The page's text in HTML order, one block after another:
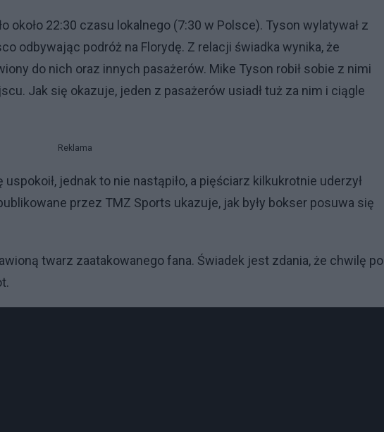
około 22:30 czasu lokalnego (7:30 w Polsce). Tyson wylatywał z
odbywając podróż na Florydę. Z relacji świadka wynika, że
do nich oraz innych pasażerów. Mike Tyson robił sobie z nimi
Jak się okazuje, jeden z pasażerów usiadł tuż za nim i ciągle
Reklama
jednak to nie nastąpiło, a pięściarz kilkukrotnie uderzył
przez TMZ Sports ukazuje, jak były bokser posuwa się
twarz zaatakowanego fana. Świadek jest zdania, że chwilę po